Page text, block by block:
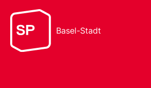
Basel-Stadt